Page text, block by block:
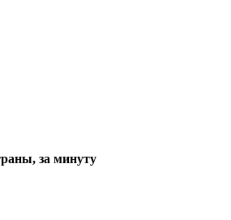
за минуту